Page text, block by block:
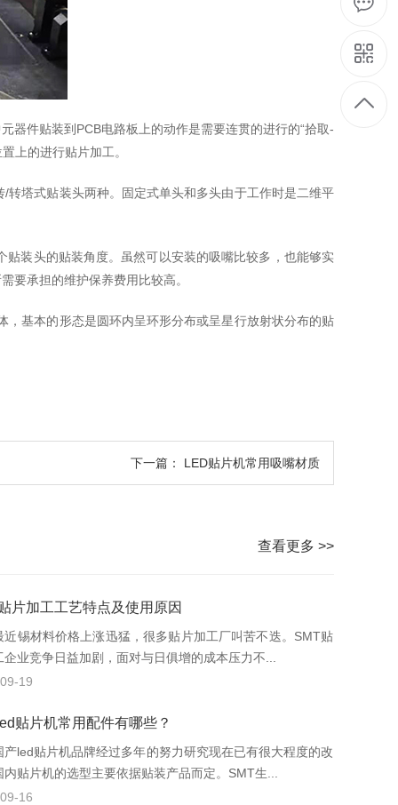
器件贴装到PCB电路板上的动作是需要连贯的进行的“拾取-
上的进行贴片加工。
塔式贴装头两种。固定式单头和多头由于工作时是二维平
装头的贴装角度。虽然可以安装的吸嘴比较多，也能够实
要承担的维护保养费用比较高。
基本的形态是圆环内呈环形分布或呈星行放射状分布的贴
下一篇： LED贴片机常用吸嘴材质
查看更多 >>
片加工工艺特点及使用原因
材料价格上涨迅猛，很多贴片加工厂叫苦不迭。SMT贴
企业竞争日益加剧，面对与日俱增的成本压力不...
19
贴片机常用配件有哪些？
贴片机品牌经过多年的努力研究现在已有很大程度的改
内贴片机的选型主要依据贴装产品而定。SMT生...
16